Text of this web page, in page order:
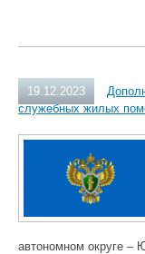
19.12.2023
служебных жилых
автономном округе –